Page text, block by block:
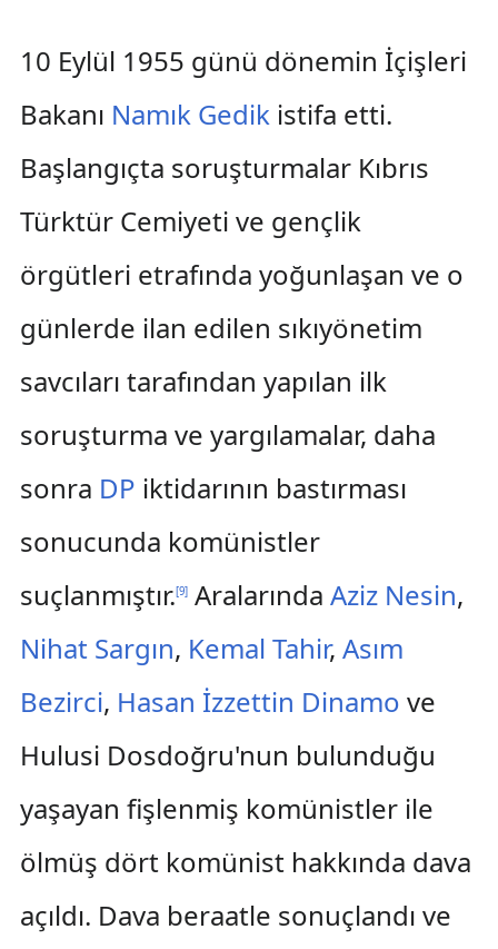
10 Eylül 1955 günü dönemin İçişleri
Bakanı Namık Gedikistifa etti.
Başlangıçta soruşturmalar Kıbrıs
Türktür Cemiyeti ve gençlik
örgütleri etrafında yoğunlaşan ve o
günlerde ilan edilen sıkıyönetim
savcıları tarafından yapılan ilk
soruşturma ve yargılamalar, daha
sonra DP iktidarının bastırması
sonucunda komünistler
suçlanmıştır.[9]Aralarında Aziz Nesin,
Nihat Sargın, Kemal Tahir, Asım
Bezirci, Hasan İzzettin Dinamo ve
Hulusi Dosdoğru'nun bulunduğu
yaşayan fişlenmiş komünistler ile
ölmüş dört komünist hakkında dava
açıldı. Dava beraatle sonuçlandı ve